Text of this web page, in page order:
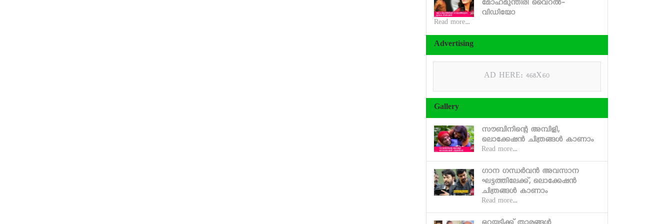
മോഹമുന്തിരി വൈറല്‍-
വിഡിയോ
Read more...
Advertising
AD HERE: 468X60
Gallery
സൗബിനിന്റെ അമ്പിളി,
ലൊക്കേഷന്‍ ചിത്രങ്ങള്‍ കാണാം
Read more...
ഗാന ഗന്ധര്‍വന്‍ അവസാന
ഘട്ടത്തിലേക്ക്, ലൊക്കേഷന്‍
ചിത്രങ്ങള്‍ കാണാം
Read more...